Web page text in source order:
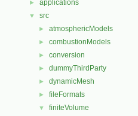
► applications
▼ src
► atmosphericModels
► combustionModels
► conversion
► dummyThirdParty
► dynamicMesh
► fileFormats
▼ finiteVolume